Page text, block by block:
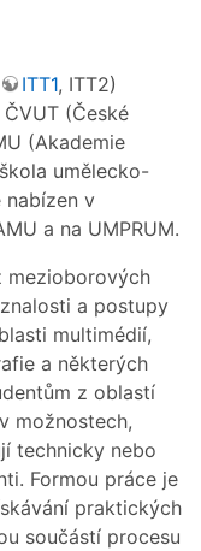
ITT1, ITT2)
(České
(Akademie
umělecko-
nabízen v
a na UMPRUM.
mezioborových
a postupy
multimédií,
a některých
z oblastí
možnostech,
technicky nebo
Formou práce je
praktických
součástí procesu